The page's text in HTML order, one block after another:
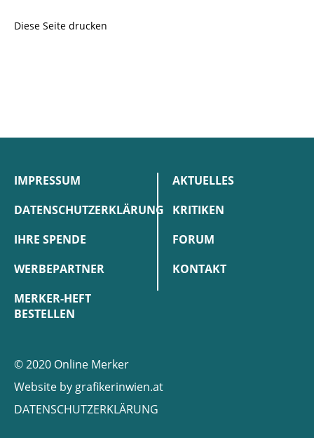
Diese Seite drucken
IMPRESSUM
DATENSCHUTZERKLÄRUNG
IHRE SPENDE
WERBEPARTNER
MERKER-HEFT
BESTELLEN
AKTUELLES
KRITIKEN
FORUM
KONTAKT
© 2020 Online Merker
Website by grafikerinwien.at
DATENSCHUTZERKLÄRUNG